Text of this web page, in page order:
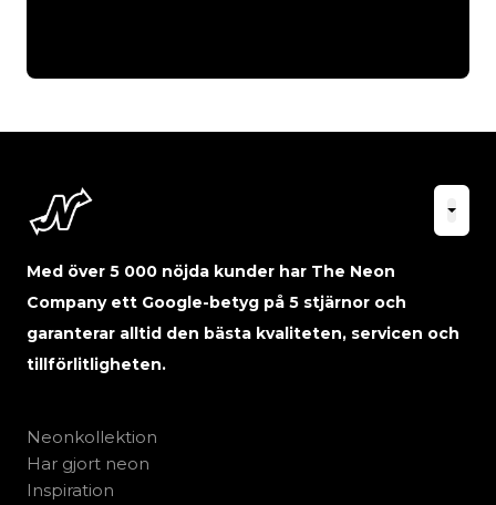
Med över 5 000 nöjda kunder har The Neon
Company ett Google-betyg på 5 stjärnor och
garanterar alltid den bästa kvaliteten, servicen och
tillförlitligheten.
Neonkollektion
Har gjort neon
Inspiration